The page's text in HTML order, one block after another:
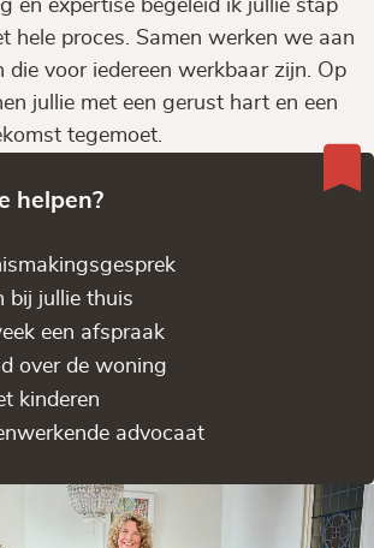
en expertise begeleid ik jullie stap
hele proces. Samen werken we aan
die voor iedereen werkbaar zijn. Op
jullie met een gerust hart en een
tegemoet.
helpen?
bij jullie thuis
een afspraak
over de woning
kinderen
advocaat